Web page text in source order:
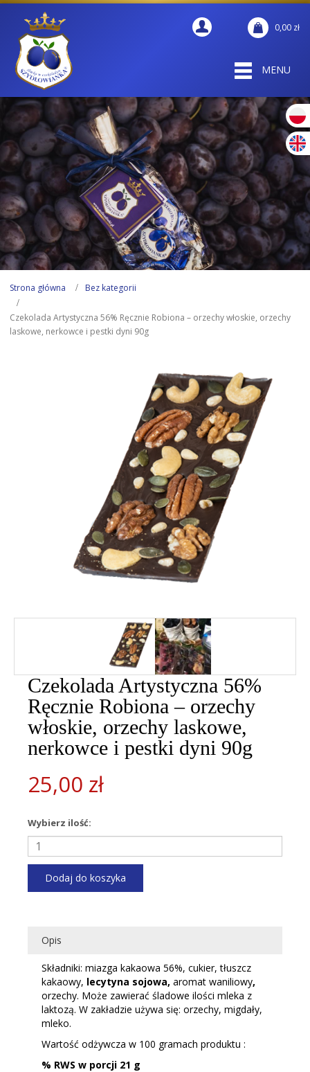
0,00 zł
MENU
Strona główna Bez kategorii
Czekolada Artystyczna 56% Ręcznie Robiona – orzechy włoskie, orzechy
laskowe, nerkowce i pestki dyni 90g
Czekolada Artystyczna 56%
Ręcznie Robiona – orzechy
włoskie, orzechy laskowe,
nerkowce i pestki dyni 90g
25,00 zł
Wybierz ilość:
ilość
Czekolada
56%
orzechy
orzechy
laskowe,
nerkowce
pestki
90g
Dodaj do koszyka
Opis
Składniki: miazga kakaowa 56%, cukier, tłuszcz
kakaowy, lecytyna sojowa, aromat waniliowy,
orzechy. Może zawierać śladowe ilości mleka z
laktozą. W zakładzie używa się: orzechy, migdały,
mleko.
Wartość odżywcza w 100 gramach produktu :
% RWS w porcji 21 g